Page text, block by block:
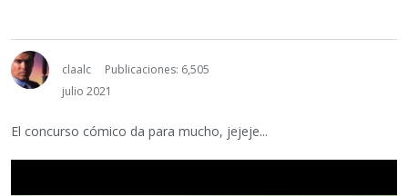
claalc
Publicaciones: 6,505
julio 2021
El concurso cómico da para mucho, jejeje...